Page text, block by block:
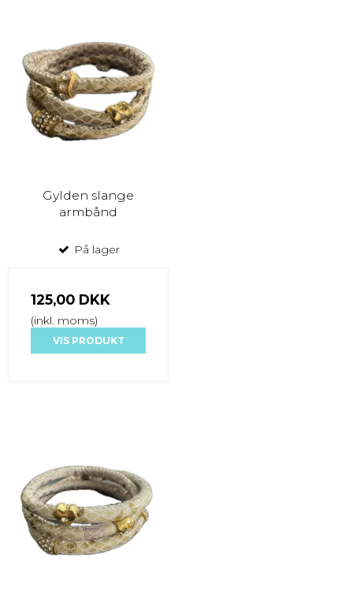
Gylden slange
armbånd
På lager
125,00 DKK
(inkl. moms)
VIS PRODUKT